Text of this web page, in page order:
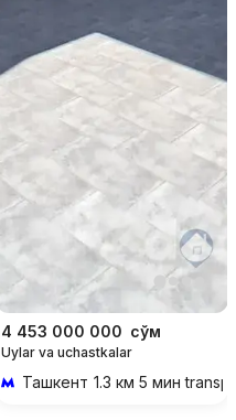
4 453 000 000 сўм
Uylar va uchastkalar
Ташкент 1.3 км 5 мин